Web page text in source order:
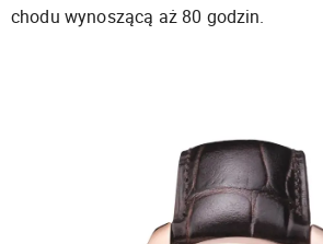
chodu wynoszącą aż 80 godzin.